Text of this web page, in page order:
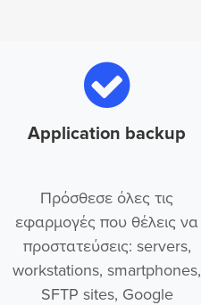
Application backup
Πρόσθεσε όλες τις
εφαρμογές που θέλεις να
προστατεύσεις: servers,
workstations, smartphones,
SFTP sites, Google